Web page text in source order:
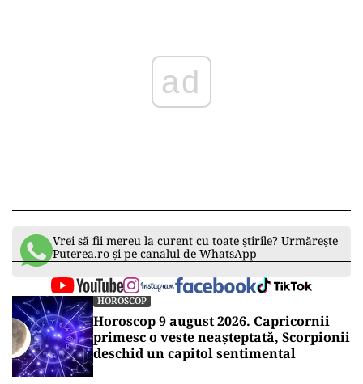
ad
Vrei să fii mereu la curent cu toate știrile? Urmărește
Puterea.ro și pe canalul de WhatsApp
HOROSCOP
Horoscop 9 august 2026. Capricornii
primesc o veste neașteptată, Scorpionii
deschid un capitol sentimental